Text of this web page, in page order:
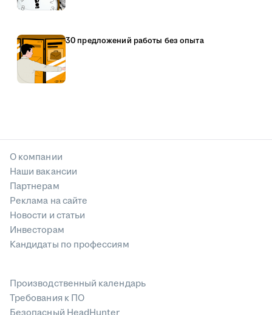
30 предложений работы без опыта
О компании
Наши вакансии
Партнерам
Реклама на сайте
Новости и статьи
Инвесторам
Кандидаты по профессиям
Производственный календарь
Требования к ПО